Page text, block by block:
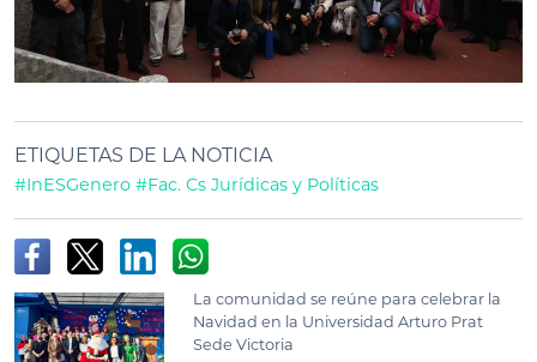
ETIQUETAS DE LA NOTICIA
#InESGenero #Fac. Cs Jurídicas y Políticas
La comunidad se reúne para celebrar la
Navidad en la Universidad Arturo Prat
Sede Victoria